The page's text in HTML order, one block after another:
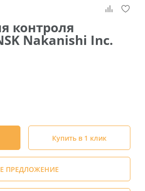
контроля
Nakanishi Inc.
Купить в 1 клик
ПРЕДЛОЖЕНИЕ